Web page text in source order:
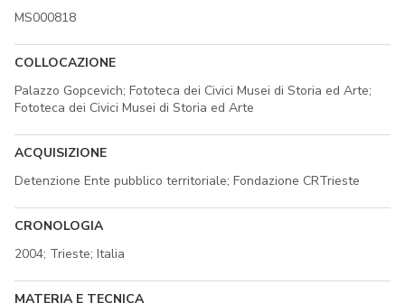
MS000818
COLLOCAZIONE
Palazzo Gopcevich; Fototeca dei Civici Musei di Storia ed Arte;
Fototeca dei Civici Musei di Storia ed Arte
ACQUISIZIONE
Detenzione Ente pubblico territoriale; Fondazione CRTrieste
CRONOLOGIA
2004; Trieste; Italia
MATERIA E TECNICA